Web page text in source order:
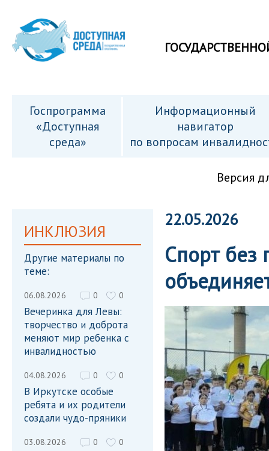
Госпрограмма
«Доступная
среда»
Информационный
навигатор
по вопросам
Версия
ИНКЛЮЗИЯ
Другие материалы по
теме:
06.08.2026 0 0
Вечеринка для Левы:
творчество и доброта
меняют мир ребенка с
инвалидностью
04.08.2026 0 0
В Иркутске особые
ребята и их родители
создали чудо-пряники
03.08.2026 0 0
22.05.2026
Спорт без